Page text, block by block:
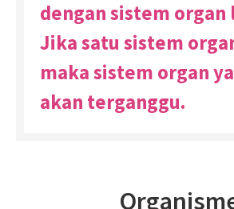
dengan sistem organ
Jika satu sistem
maka sistem organ
akan terganggu.